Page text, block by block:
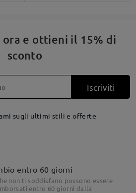
ora e ottieni il 15% di
sconto
Iscriviti
sugli ultimi stili e offerte
entro 60 giorni
non ti soddisfano possono essere
entro 60 giorni dalla